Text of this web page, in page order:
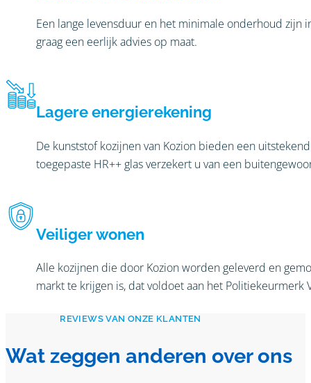
Een lange levensduur en het minimale onderhoud zijn
graag een eerlijk advies op maat.
Lagere energierekening
De kunststof kozijnen van Kozion bieden een
toegepaste HR++ glas verzekert u van een
Veiliger wonen
Alle kozijnen die door Kozion worden geleverd en
markt te krijgen is, dat voldoet aan het Politiekeurmerk
REVIEWS VAN ONZE KLANTEN
Wat zeggen anderen over ons